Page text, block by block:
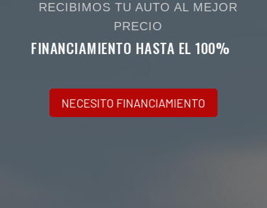
RECIBIMOS TU AUTO AL MEJOR
PRECIO
FINANCIAMIENTO HASTA EL 100%
NECESITO FINANCIAMIENTO